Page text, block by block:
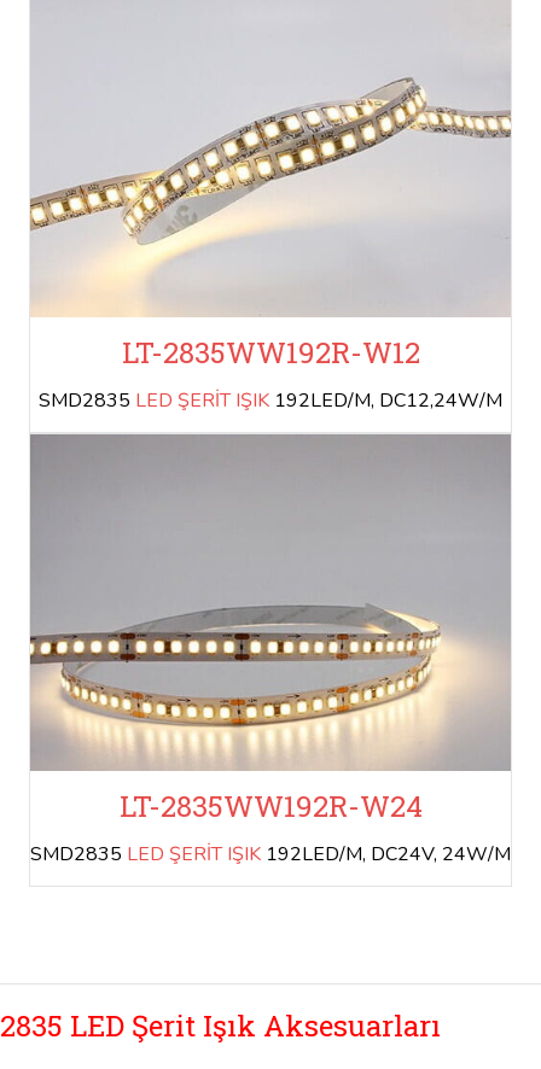
LT-2835WW192R-W12
SMD2835 LED ŞERİT IŞIK 192LED/M, DC12,24W/M
LT-2835WW192R-W24
SMD2835 LED ŞERİT IŞIK 192LED/M, DC24V, 24W/M
2835 LED Şerit Işık Aksesuarları